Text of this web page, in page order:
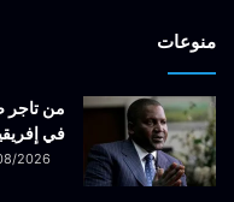
منوعات
من تاجر
في
2026